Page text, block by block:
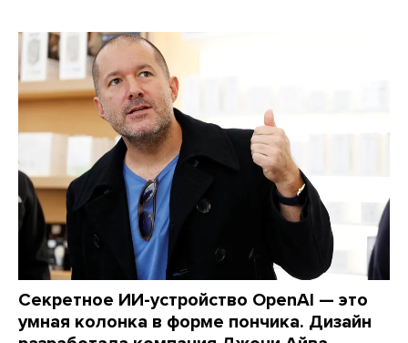
Секретное ИИ-устройство OpenAI — это
умная колонка в форме пончика. Дизайн